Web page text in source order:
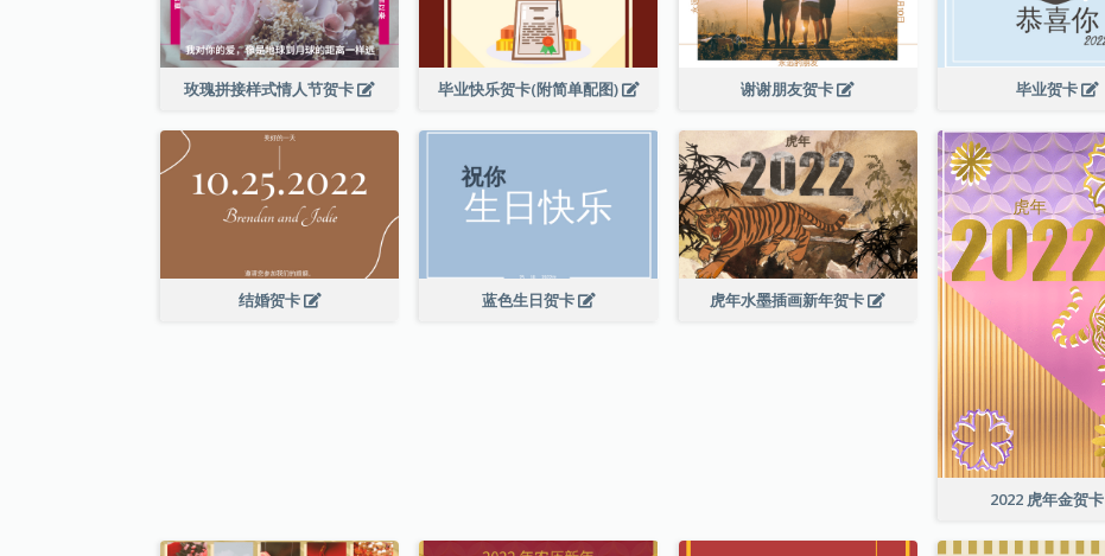
玫瑰拼接样式情人节贺卡 毕业快乐贺卡(附简单配图) 谢谢朋友贺卡 毕业贺卡
结婚贺卡 蓝色生日贺卡 虎年水墨插画新年贺卡
2022 虎年金贺卡